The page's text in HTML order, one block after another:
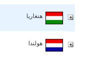
هنغاريا
هولندا